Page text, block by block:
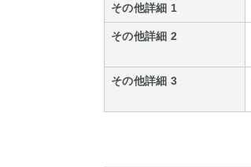
その他詳細 1
その他詳細 2
その他詳細 3